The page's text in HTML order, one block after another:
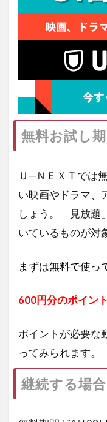
無料お試し
Ｕ─ＮＥＸＴでは
い映画やドラマ、
しょう。「見放題
いているものが対
まずは無料で使っ
600円分のポイン
ポイントが必要な
ってみられます。
継続する場